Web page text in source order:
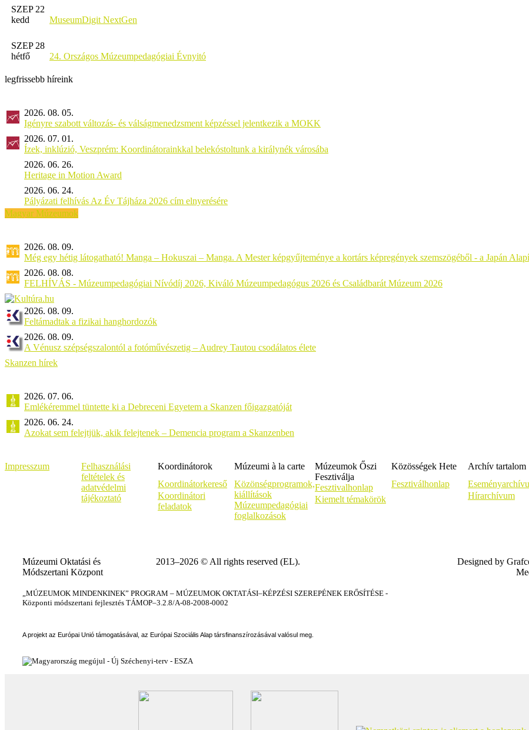
SZEP 22
kedd
MuseumDigit NextGen
SZEP 28
hétfő
24. Országos Múzeumpedagógiai Évnyitó
legfrissebb híreink
2026. 08. 05.
Igényre szabott változás- és válságmenedzsment képzéssel jelentkezik a MOKK
2026. 07. 01.
Ízek, inklúzió, Veszprém: Koordinátorainkkal belekóstoltunk a királynék városába
2026. 06. 26.
Heritage in Motion Award
2026. 06. 24.
Pályázati felhívás Az Év Tájháza 2026 cím elnyerésére
Magyar Múzeumok
2026. 08. 09.
Még egy hétig látogatható! Manga – Hokuszai – Manga. A Mester képgyűjteménye a kortárs képregények szemszögéből - a Japán
2026. 08. 08.
FELHÍVÁS - Múzeumpedagógiai Nívódíj 2026, Kiváló Múzeumpedagógus 2026 és Családbarát Múzeum 2026
2026. 08. 09.
Feltámadtak a fizikai hanghordozók
2026. 08. 09.
A Vénusz szépségszalontól a fotóművészetig – Audrey Tautou csodálatos élete
Skanzen hírek
2026. 07. 06.
Emlékéremmel tüntette ki a Debreceni Egyetem a Skanzen főigazgatóját
2026. 06. 24.
Azokat sem felejtjük, akik felejtenek – Demencia program a Skanzenben
Impresszum
Felhasználási
feltételek és
adatvédelmi
tájékoztató
Koordinátorok
Koordinátorkereső
Koordinátori
feladatok
Múzeumi à la carte
Közönségprogramok,
kiállítások
Múzeumpedagógiai
foglalkozások
Múzeumok Őszi
Fesztiválja
Fesztivalhonlap
Kiemelt témakörök
Közösségek Hete
Fesztiválhonlap
Archív tartalom
Hírarchívum
Múzeumi Oktatási és
Módszertani Központ
2013–2026 © All rights reserved (EL).
Designed by
„MÚZEUMOK MINDENKINEK” PROGRAM – MÚZEUMOK OKTATÁSI–KÉPZÉSI SZEREPÉNEK ERŐSÍTÉSE -
Központi módszertani fejlesztés TÁMOP–3.2.8/A-08-2008-0002
A projekt az Európai Unió támogatásával, az Európai Szociális Alap társfinanszírozásával valósul meg.